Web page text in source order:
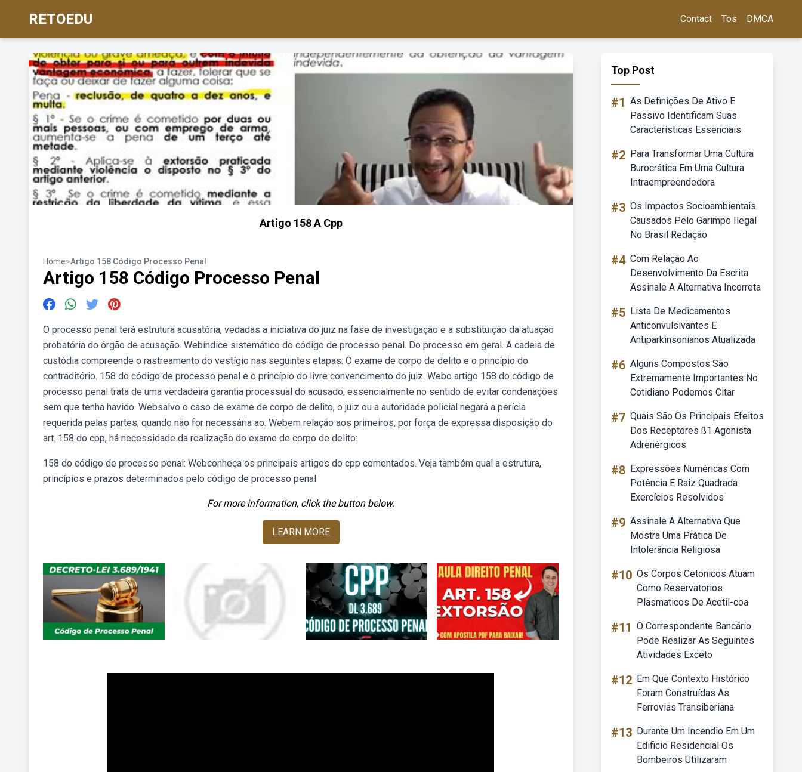
RETOEDU Contact Tos DMCA
Artigo 158 A Cpp
Home>Artigo 158 Código Processo Penal
Artigo 158 Código Processo Penal
O processo penal terá estrutura acusatória, vedadas a iniciativa do juiz na fase de investigação e a substituição da atuação
probatória do órgão de acusação. Webíndice sistemático do código de processo penal. Do processo em geral. A cadeia de
custódia compreende o rastreamento do vestígio nas seguintes etapas: O exame de corpo de delito e o princípio do
contraditório. 158 do código de processo penal e o princípio do livre convencimento do juiz. Webo artigo 158 do código de
processo penal trata de uma verdadeira garantia processual do acusado, essencialmente no sentido de evitar condenações
sem que tenha havido. Websalvo o caso de exame de corpo de delito, o juiz ou a autoridade policial negará a perícia
requerida pelas partes, quando não for necessária ao. Webem relação aos primeiros, por força de expressa disposição do
art. 158 do cpp, há necessidade da realização do exame de corpo de delito:
158 do código de processo penal: Webconheça os principais artigos do cpp comentados. Veja também qual a estrutura,
princípios e prazos determinados pelo código de processo penal
For more information, click the button below.
LEARN MORE
Top Post
#1 As Definições De Ativo E
Passivo Identificam Suas
Características Essenciais
#2 Para Transformar Uma Cultura
Burocrática Em Uma Cultura
Intraempreendedora
#3 Os Impactos Socioambientais
Causados Pelo Garimpo Ilegal
No Brasil Redação
#4 Com Relação Ao
Desenvolvimento Da Escrita
Assinale A Alternativa Incorreta
#5 Lista De Medicamentos
Anticonvulsivantes E
Antiparkinsonianos Atualizada
#6 Alguns Compostos São
Extremamente Importantes No
Cotidiano Podemos Citar
#7 Quais São Os Principais Efeitos
Dos Receptores ß1 Agonista
Adrenérgicos
#8 Expressões Numéricas Com
Potência E Raiz Quadrada
Exercícios Resolvidos
#9 Assinale A Alternativa Que
Mostra Uma Prática De
Intolerância Religiosa
#10 Os Corpos Cetonicos Atuam
Como Reservatorios
Plasmaticos De Acetil-coa
#11 O Correspondente Bancário
Pode Realizar As Seguintes
Atividades Exceto
#12 Em Que Contexto Histórico
Foram Construídas As
Ferrovias Transiberiana
#13 Durante Um Incendio Em Um
Edificio Residencial Os
Bombeiros Utilizaram